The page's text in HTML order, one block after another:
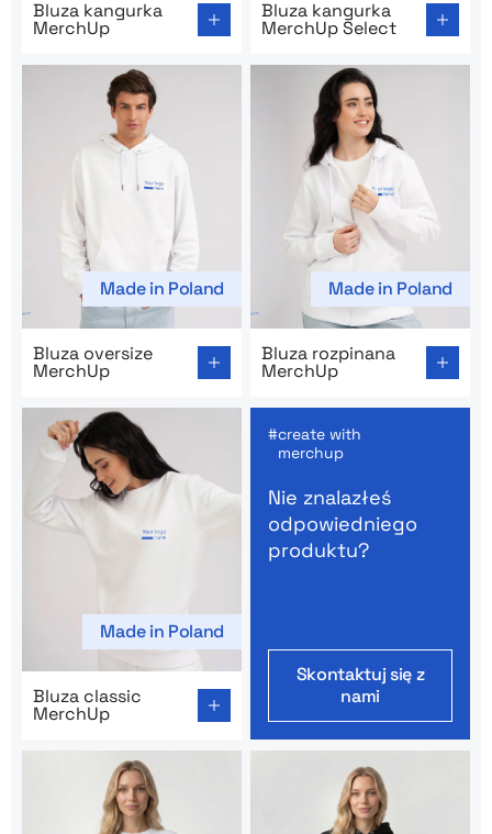
Bluza kangurka
MerchUp
Bluza kangurka
MerchUp Select
Made in Poland
Bluza oversize
MerchUp
Made in Poland
Bluza rozpinana
MerchUp
Made in Poland
Go to product page: Bluza classic MerchUp
Bluza classic
MerchUp
create with
merchup
Nie znalazłeś
odpowiedniego
produktu?
Skontaktuj się z
nami